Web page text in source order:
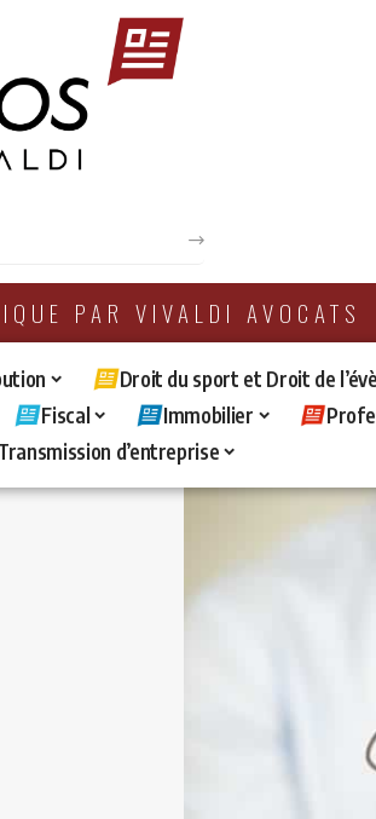
PAR VIVALDI AVOCATS
Droit du sport et Droit de
Fiscal Immobilier
d’entreprise